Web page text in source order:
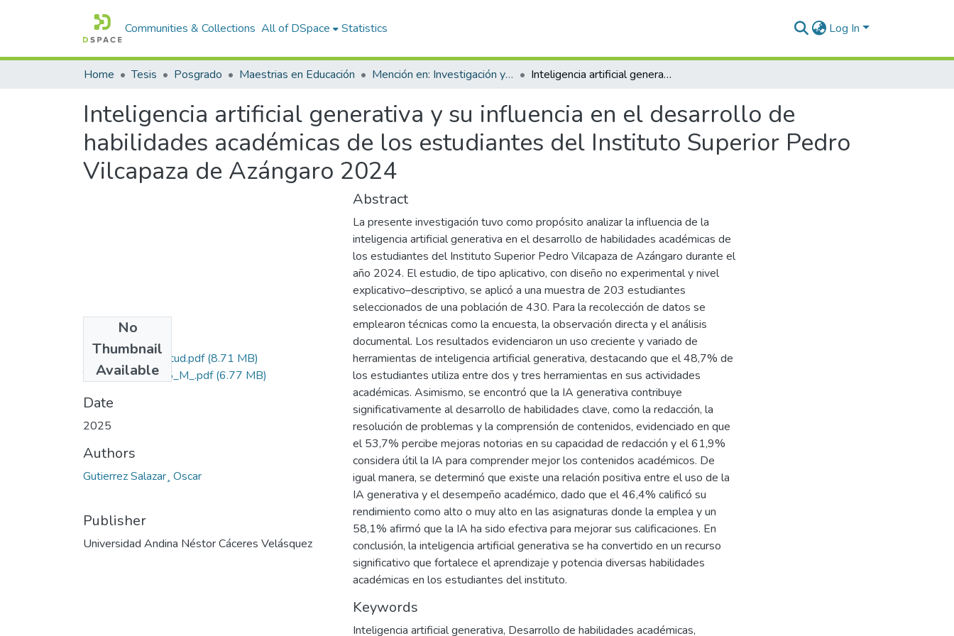
Communities & Collections All of DSpace Statistics Log In
Home Tesis Posgrado Maestrias en Educación Mención en: Investigación y Docencia en Educación Superior Inteligencia artificial generativa y su influencia en el desarrollo de habilidades académicas de los estudiantes del Instituto Superior Pedro Vilcapaza de Azángaro 2024
Inteligencia artificial generativa y su influencia en el desarrollo de
habilidades académicas de los estudiantes del Instituto Superior Pedro
Vilcapaza de Azángaro 2024
No
Thumbnail
Available
Grado de Similitud.pdf(8.71 MB)
T036_42119515_M_.pdf(6.77 MB)
Date
2025
Authors
Gutierrez Salazar¸ Oscar
Publisher
Universidad Andina Néstor Cáceres Velásquez
Abstract
La presente investigación tuvo como propósito analizar la influencia de la
inteligencia artificial generativa en el desarrollo de habilidades académicas de
los estudiantes del Instituto Superior Pedro Vilcapaza de Azángaro durante el
año 2024. El estudio, de tipo aplicativo, con diseño no experimental y nivel
explicativo–descriptivo, se aplicó a una muestra de 203 estudiantes
seleccionados de una población de 430. Para la recolección de datos se
emplearon técnicas como la encuesta, la observación directa y el análisis
documental. Los resultados evidenciaron un uso creciente y variado de
herramientas de inteligencia artificial generativa, destacando que el 48,7% de
los estudiantes utiliza entre dos y tres herramientas en sus actividades
académicas. Asimismo, se encontró que la IA generativa contribuye
significativamente al desarrollo de habilidades clave, como la redacción, la
resolución de problemas y la comprensión de contenidos, evidenciado en que
el 53,7% percibe mejoras notorias en su capacidad de redacción y el 61,9%
considera útil la IA para comprender mejor los contenidos académicos. De
igual manera, se determinó que existe una relación positiva entre el uso de la
IA generativa y el desempeño académico, dado que el 46,4% calificó su
rendimiento como alto o muy alto en las asignaturas donde la emplea y un
58,1% afirmó que la IA ha sido efectiva para mejorar sus calificaciones. En
conclusión, la inteligencia artificial generativa se ha convertido en un recurso
significativo que fortalece el aprendizaje y potencia diversas habilidades
académicas en los estudiantes del instituto.
Keywords
Inteligencia artificial generativa, Desarrollo de habilidades académicas,